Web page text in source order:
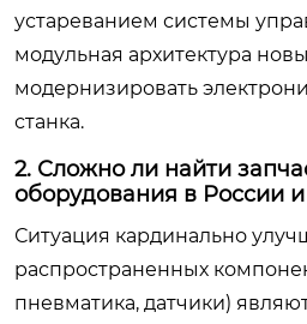
устареванием системы
модульная архитектура
модернизировать
станка.
2. Сложно ли найти
оборудования в России
Ситуация кардинально
распространенных
пневматика, датчики)